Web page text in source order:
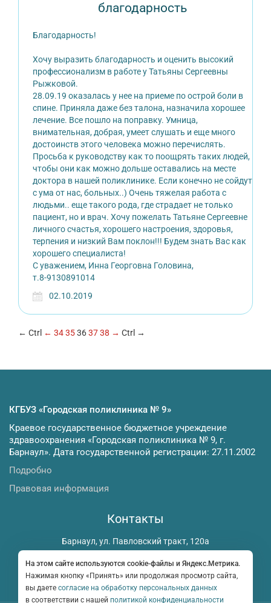
благодарность
Благодарность!
Хочу выразить благодарность и оценить высокий
профессионализм в работе у Татьяны Сергеевны
Рыжковой.
28.09.19 оказалась у нее на приеме по острой боли в
спине. Приняла даже без талона, назначила хорошее
лечение. Все пошло на поправку. Умница,
внимательная, добрая, умеет слушать и еще много
достоинств этого человека можно перечислять.
Просьба к руководству как то поощрять таких людей,
чтобы они как можно дольше оставались на месте
доктора в нашей поликлинике. Если конечно не сойдут
с ума от нас, больных..) Очень тяжелая работа с
людьми.. еще такого рода, где страдает не только
пациент, но и врач. Хочу пожелать Татьяне Сергеевне
личного счастья, хорошего настроения, здоровья,
терпения и низкий Вам поклон!!! Будем знать Вас как
хорошего специалиста!
С уважением, Инна Георговна Головина,
т.8-9130891014
02.10.2019
← Ctrl ← 3435363738 → Ctrl →
КГБУЗ «Городская поликлиника № 9»
Краевое государственное бюджетное учреждение
здравоохранения «Городская поликлиника № 9, г.
Барнаул». Дата государственной регистрации: 27.11.2002
Подробно
Правовая информация
Контакты
Барнаул, ул. Павловский тракт, 120а
gp9barnaul@yandex.ru
На этом сайте используются cookie-файлы и Яндекс.Метрика.
Нажимая кнопку «Принять» или продолжая просмотр сайта,
вы даете согласие на обработку персональных данных
в соответствии с нашей политикой конфиденциальности